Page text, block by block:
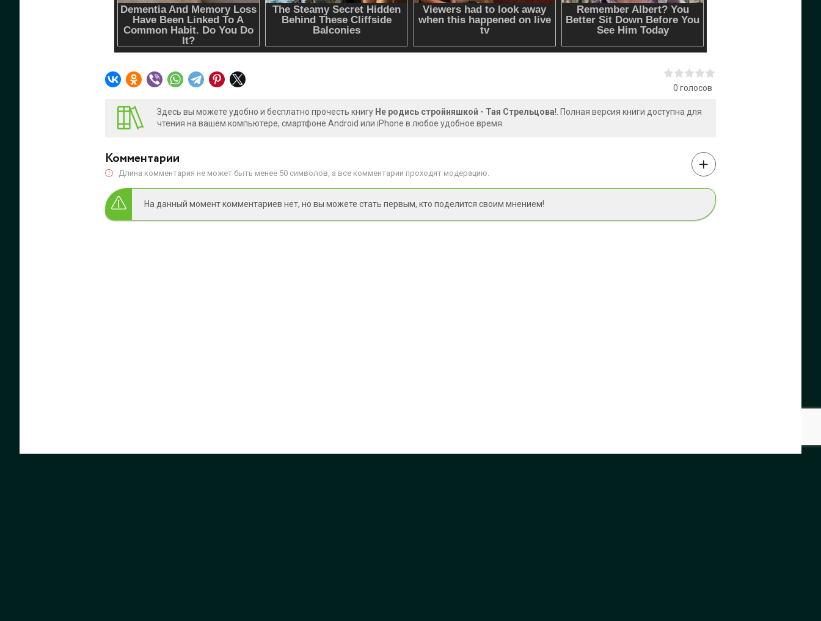
0 голосов
Здесь вы можете удобно и бесплатно прочесть книгу Не родись стройняшкой - Тая Стрельцова!. Полная версия книги доступна для
чтения на вашем компьютере, смартфоне Android или iPhone в любое удобное время.
Комментарии
Длина комментария не может быть менее 50 символов, а все комментарии проходят модерацию.
На данный момент комментариев нет, но вы можете стать первым, кто поделится своим мнением!